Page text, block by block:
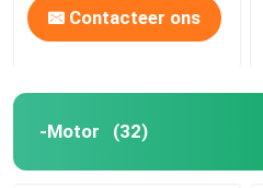
Contacteer ons
-Motor (32)